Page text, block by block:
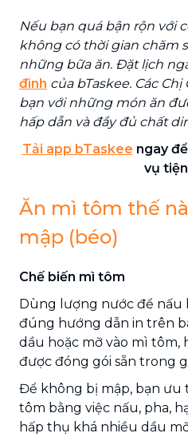
Nếu bạn quá bận rộn với
không có thời gian chăm
những bữa ăn. Đặt lịch
đình của bTaskee. Các
bạn với những món ăn
hấp dẫn và đầy đủ chất
Tải app bTaskee ngay
vụ
Ăn mì tôm thế
mập (béo)
Chế biến mì tôm
Dùng lượng nước để nấu
đúng hướng dẫn in trên
dầu hoặc mỡ vào mì tôm,
được đóng gói sẵn trong
Để không bị mập, bạn
tôm bằng việc nấu, pha,
hấp thụ khá nhiều dầu